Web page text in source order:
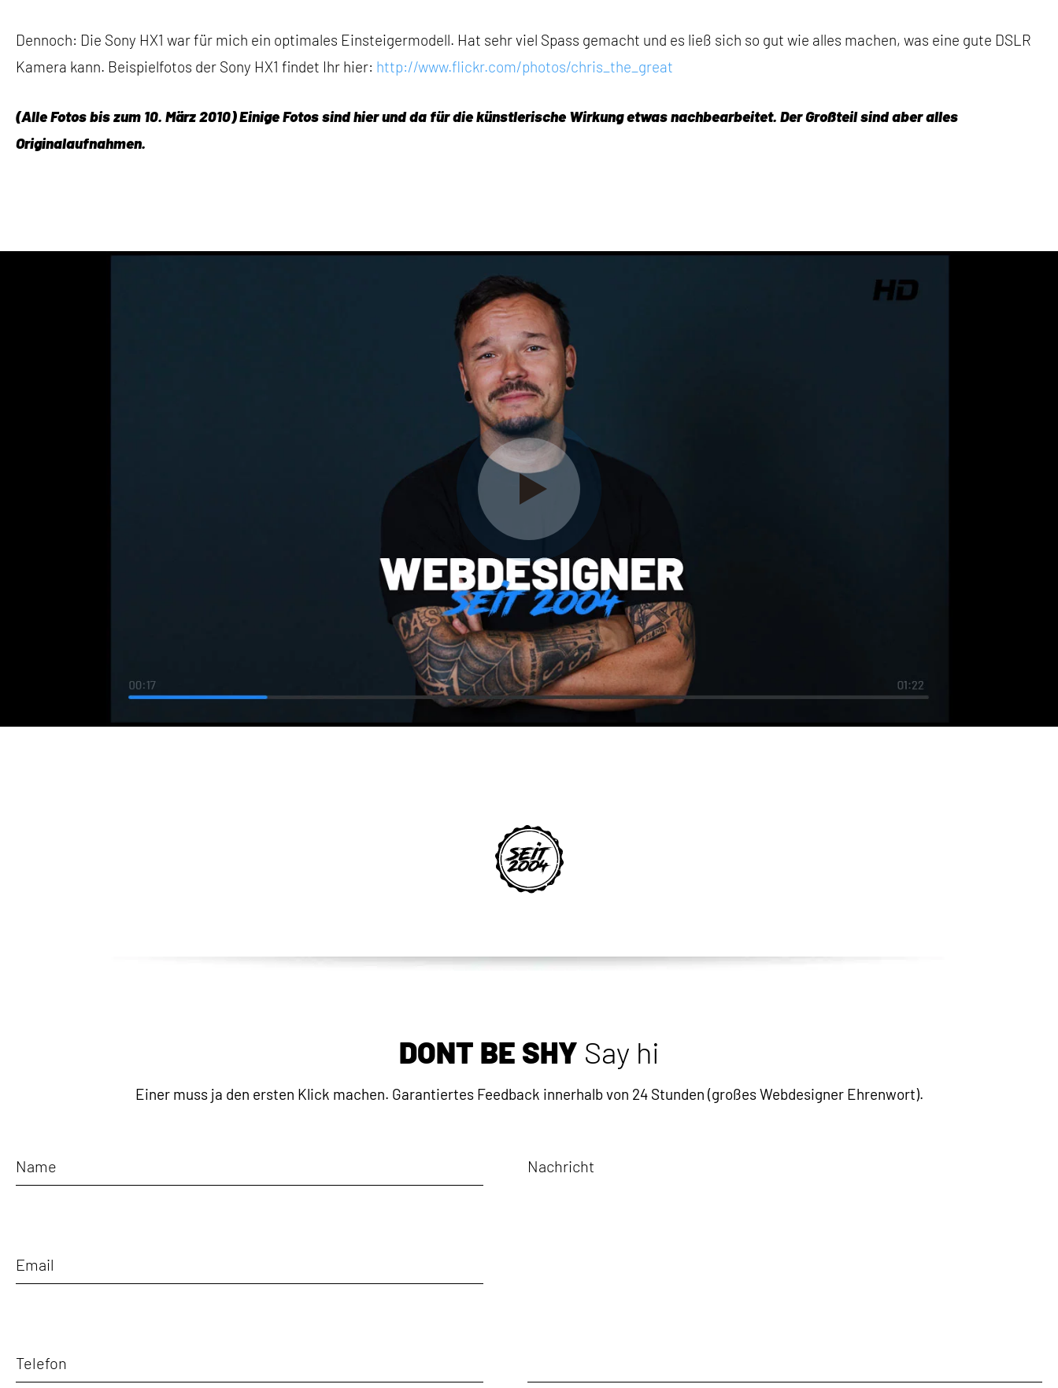
Dennoch: Die Sony HX1 war für mich ein optimales Einsteigermodell. Hat sehr viel Spass gemacht und es ließ sich so gut wie alles machen, was eine gute DSLR
Kamera kann. Beispielfotos der Sony HX1 findet Ihr hier: http://www.flickr.com/photos/chris_the_great
(Alle Fotos bis zum 10. März 2010) Einige Fotos sind hier und da für die künstlerische Wirkung etwas nachbearbeitet. Der Großteil sind aber alles
Originalaufnahmen.
DON`T BE SHY Say hi
Einer muss ja den ersten Klick machen. Garantiertes Feedback innerhalb von 24 Stunden (großes Webdesigner Ehrenwort).